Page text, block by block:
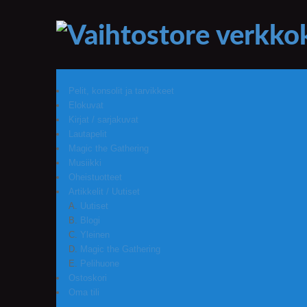
Pelit, konsolit ja tarvikkeet
Elokuvat
Kirjat / sarjakuvat
Lautapelit
Magic the Gathering
Musiikki
Oheistuotteet
Artikkelit / Uutiset
Uutiset
Blogi
Yleinen
Magic the Gathering
Pelihuone
Ostoskori
Oma tili